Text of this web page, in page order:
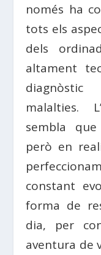
només ha
tots els
dels
altament
malalties.
sembla
però en
constant
forma de
dia, per
aventura de